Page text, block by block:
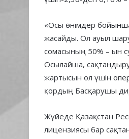
«Осы өнімдер
жасайды. Ол ауыл
сомасының 50% – ын
Осылайша,
жартысын ол үшін
қордың Басқарушы
Жүйеде Қазақстан
лицензиясы бар